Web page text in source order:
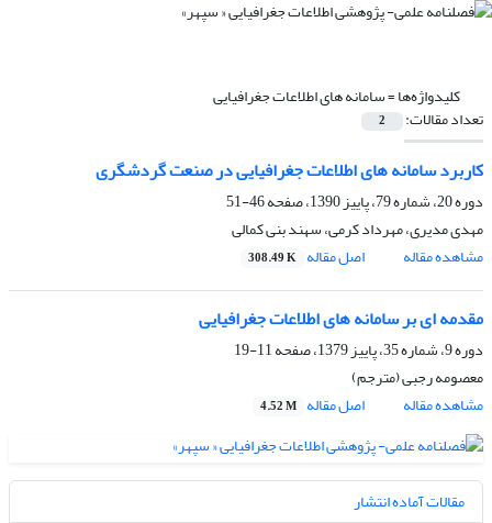
کلیدواژه‌ها =سامانه های اطلاعات جغرافیایی
تعداد مقالات: 2
کاربرد سامانه های اطلاعات جغرافیایی در صنعت گردشگری
دوره 20، شماره 79، پاییز 1390، صفحه
46-51
مهدی مدیری، مهرداد کرمی، سهند بنی کمالی
مشاهده مقاله
اصل مقاله 308.49 K
مقدمه ای بر سامانه های اطلاعات جغرافیایی
دوره 9، شماره 35، پاییز 1379، صفحه
11-19
معصومه رجبی (مترجم)
مشاهده مقاله
اصل مقاله 4.52 M
مقالات آماده انتشار